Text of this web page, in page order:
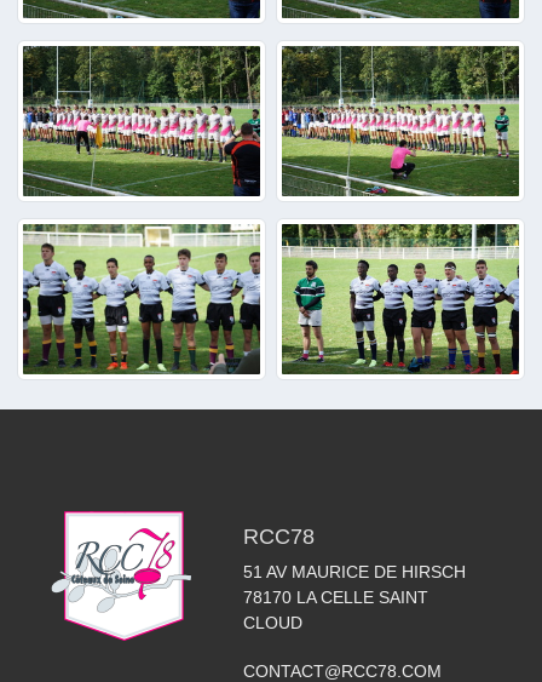
RCC78
51 AV MAURICE DE HIRSCH
78170 LA CELLE SAINT
CLOUD
CONTACT@RCC78.COM